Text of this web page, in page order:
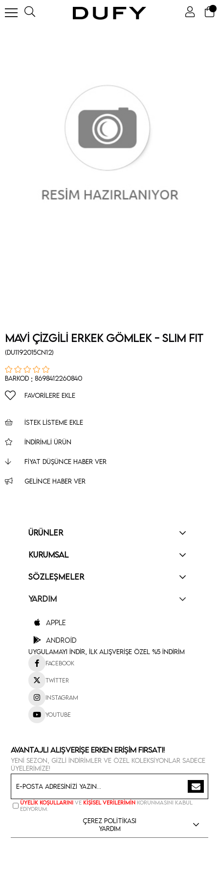
MAVİ ÇİZGİLİ ERKEK GÖMLEK - SLIM FIT
(DU1192015CN12)
Barkod : 8698412260840
FAVORILERE EKLE
İSTEK LISTEME EKLE
İNDIRIMLI ÜRÜN
FIYAT DÜŞÜNCE HABER VER
GELINCE HABER VER
ÜRÜNLER
KURUMSAL
SÖZLEŞMELER
YARDIM
Apple
Android
Uygulamayı İndir, İlk Alışverişe Özel %5 İndirim
Facebook
Twitter
Instagram
Youtube
Avantajlı Alışverişe Erken Erişim Fırsatı!
Yeni sezon, gizli indirimler ve özel koleksiyonlar sadece
üyelerimize!
Üyelik koşullarını ve kişisel verilerimin korunmasını kabul
ediyorum.
Çerez Politikası
Yardım